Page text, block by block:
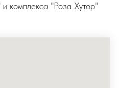
комплекса "Роза Хутор"